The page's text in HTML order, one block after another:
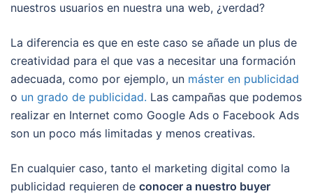
nuestros usuarios en nuestra una web, ¿verdad?
La diferencia es que en este caso se añade un plus de
creatividad para el que vas a necesitar una formación
adecuada, como por ejemplo, un máster en publicidad
o un grado de publicidad. Las campañas que podemos
realizar en Internet como Google Ads o Facebook Ads
son un poco más limitadas y menos creativas.
En cualquier caso, tanto el marketing digital como la
publicidad requieren de conocer a nuestro buyer